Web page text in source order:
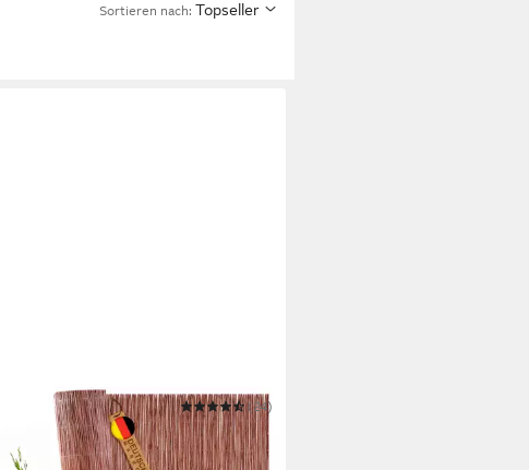
Sortieren nach: Topseller
BOOGARDI
Weidenzaun Weidenmatte ·
Sichtschutzmatte aus Weide · Balkon
(24)